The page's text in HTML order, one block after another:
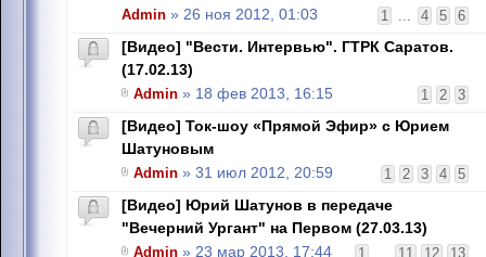
1 ... 4 5 6
Admin » 26 ноя 2012, 01:03
[Видео] "Вести. Интервью". ГТРК Саратов.
(17.02.13)
1 2 3
Admin » 18 фев 2013, 16:15
[Видео] Ток-шоу «Прямой Эфир» c Юрием
Шатуновым
1 2 3 4 5
Admin » 31 июл 2012, 20:59
[Видео] Юрий Шатунов в передаче
"Вечерний Ургант" на Первом (27.03.13)
1 11 12 13
Admin » 23 мар 2013, 17:44